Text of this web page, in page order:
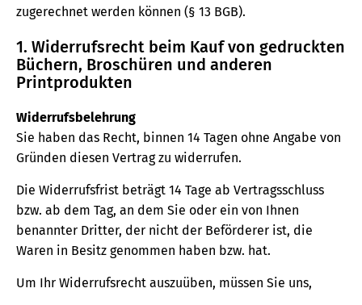
zugerechnet werden können (§ 13 BGB).
1. Widerrufsrecht beim Kauf von gedruckten
Büchern, Broschüren und anderen
Printprodukten
Widerrufsbelehrung
Sie haben das Recht, binnen 14 Tagen ohne Angabe von
Gründen diesen Vertrag zu widerrufen.
Die Widerrufsfrist beträgt 14 Tage ab Vertragsschluss
bzw. ab dem Tag, an dem Sie oder ein von Ihnen
benannter Dritter, der nicht der Beförderer ist, die
Waren in Besitz genommen haben bzw. hat.
Um Ihr Widerrufsrecht auszuüben, müssen Sie uns,